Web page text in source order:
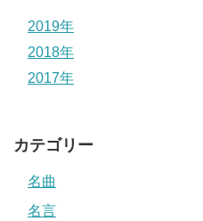
2019年
2018年
2017年
カテゴリー
名曲
名言